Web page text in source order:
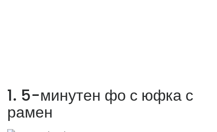
1. 5-минутен фо с юфка с
рамен